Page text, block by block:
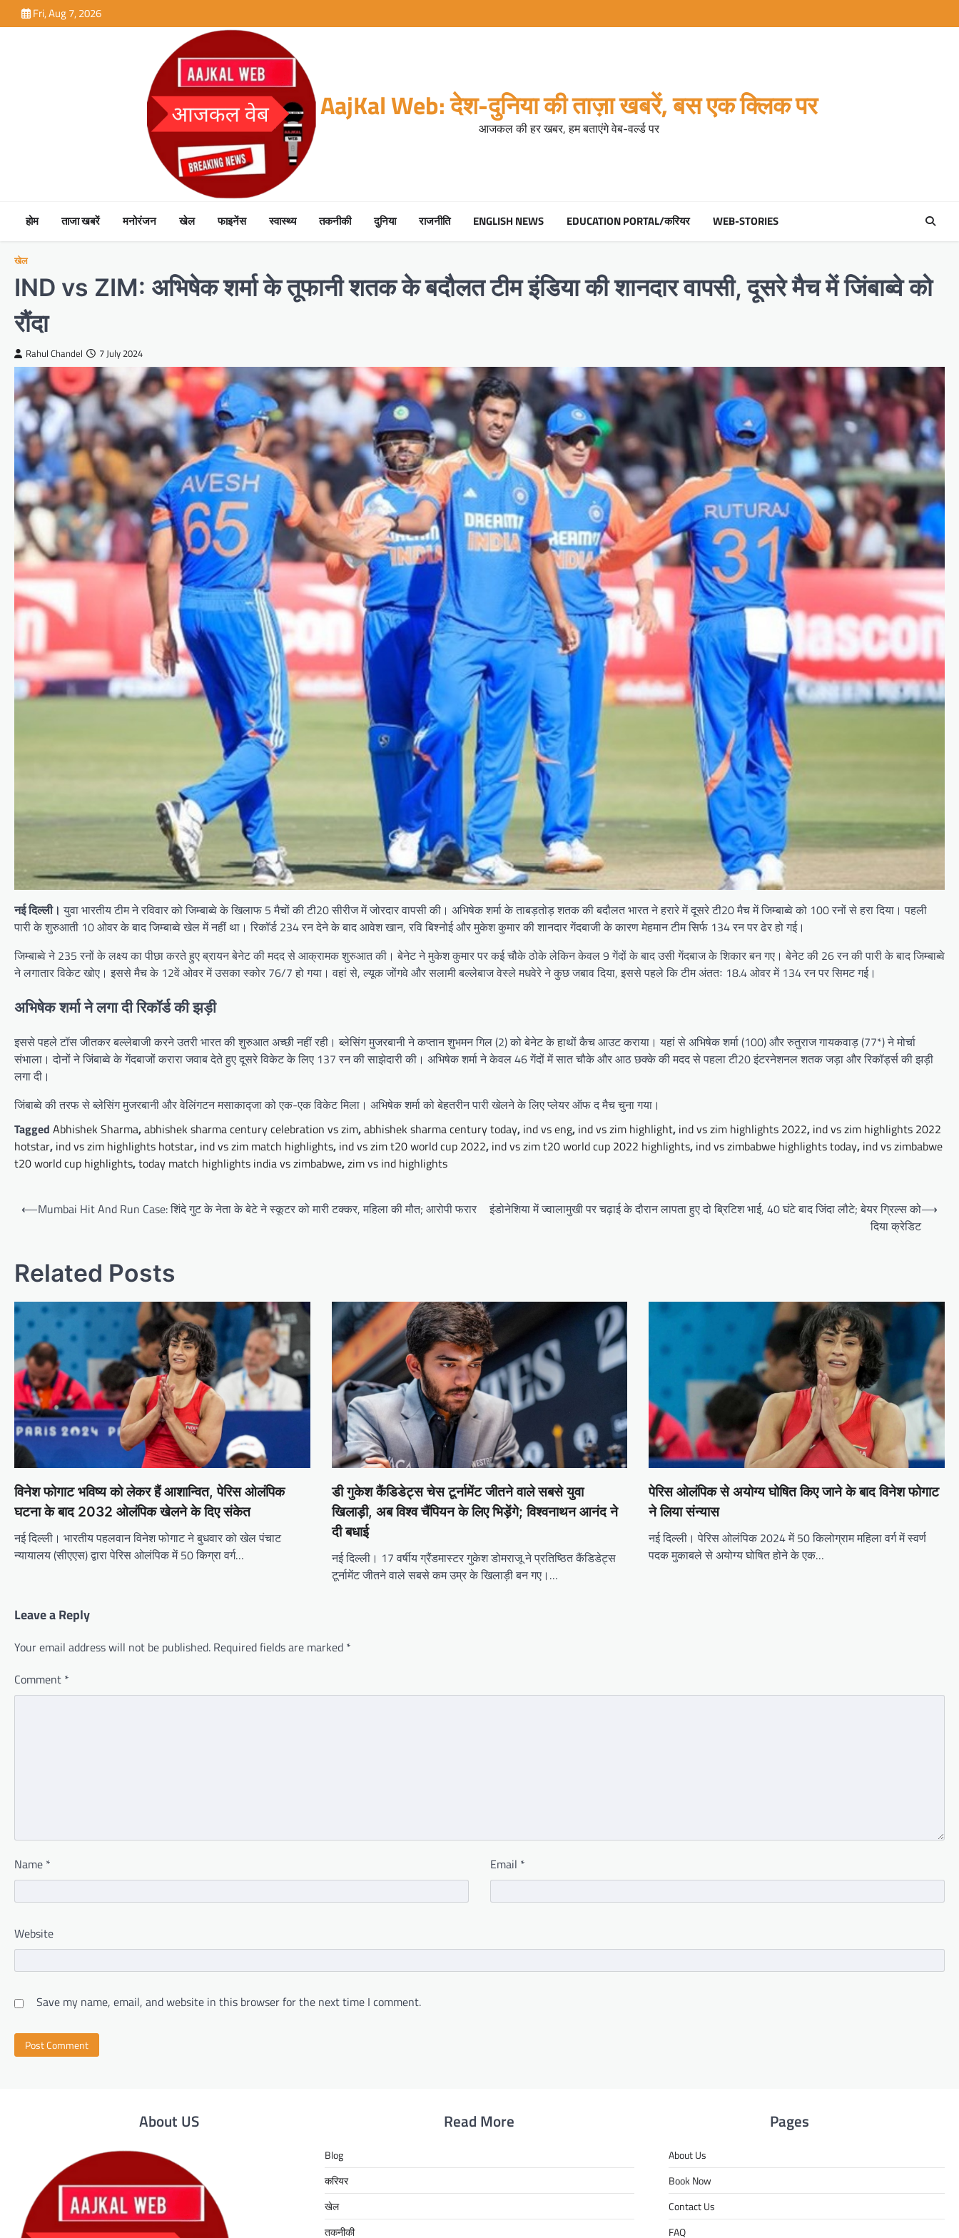
to
Fri, Aug 7, 2026
AajKal Web: देश-दुनिया की ताज़ा खबरें, बस एक क्लिक पर
आजकल की हर खबर, हम बताएंगे वेब-वर्ल्ड पर
होम ताजा खबरें मनोरंजन खेल फाइनेंस स्वास्थ्य तकनीकी दुनिया राजनीति ENGLISH NEWS EDUCATION PORTAL/करियर WEB-STORIES
खेल
IND vs ZIM: अभिषेक शर्मा के तूफानी शतक के बदौलत टीम इंडिया की शानदार वापसी, दूसरे मैच में जिंबाब्‍वे को
रौंदा
Rahul Chandel 7 July 2024
नई दिल्ली। युवा भारतीय टीम ने रविवार को जिम्बाब्वे के खिलाफ 5 मैचों की टी20 सीरीज में जोरदार वापसी की। अभिषेक शर्मा के ताबड़तोड़ शतक की बदौलत भारत ने हरारे में दूसरे टी20 मैच में जिम्बाब्वे को 100 रनों से हरा दिया। पहली
पारी के शुरुआती 10 ओवर के बाद जिम्बाब्वे खेल में नहीं था। रिकॉर्ड 234 रन देने के बाद आवेश खान, रवि बिश्नोई और मुकेश कुमार की शानदार गेंदबाजी के कारण मेहमान टीम सिर्फ 134 रन पर ढेर हो गई।
जिम्बाब्वे ने 235 रनों के लक्ष्य का पीछा करते हुए ब्रायन बेनेट की मदद से आक्रामक शुरुआत की। बेनेट ने मुकेश कुमार पर कई चौके ठोके लेकिन केवल 9 गेंदों के बाद उसी गेंदबाज के शिकार बन गए। बेनेट की 26 रन की पारी के बाद जिम्बाब्वे
ने लगातार विकेट खोए। इससे मैच के 12वें ओवर में उसका स्कोर 76/7 हो गया। वहां से, ल्यूक जोंगवे और सलामी बल्लेबाज वेस्ले मधवेरे ने कुछ जबाव दिया, इससे पहले कि टीम अंततः 18.4 ओवर में 134 रन पर सिमट गई।
अभिषेक शर्मा ने लगा दी रिकॉर्ड की झड़ी
इससे पहले टॉस जीतकर बल्‍लेबाजी करने उतरी भारत की शुरुआत अच्‍छी नहीं रही। ब्‍लेसिंग मुजरबानी ने कप्‍तान शुभमन गिल (2) को बेनेट के हाथों कैच आउट कराया। यहां से अभिषेक शर्मा (100) और रुतुराज गायकवाड़ (77*) ने मोर्चा
संभाला। दोनों ने जिंबाब्‍वे के गेंदबाजों करारा जवाब देते हुए दूसरे विकेट के लिए 137 रन की साझेदारी की। अभिषेक शर्मा ने केवल 46 गेंदों में सात चौके और आठ छक्‍के की मदद से पहला टी20 इंटरनेशनल शतक जड़ा और रिकॉर्ड्स की झड़ी
लगा दी।
जिंबाब्‍वे की तरफ से ब्‍लेसिंग मुजरबानी और वेलिंगटन मसाकाद्जा को एक-एक विकेट मिला। अभिषेक शर्मा को बेहतरीन पारी खेलने के लिए प्‍लेयर ऑफ द मैच चुना गया।
Tagged Abhishek Sharma,abhishek sharma century celebration vs zim,abhishek sharma century today, ind vs eng, ind vs zim highlight, ind vs zim highlights 2022, ind vs zim highlights 2022
hotstar, ind vs zim highlights hotstar, ind vs zim match highlights, ind vs zim t20 world cup 2022, ind vs zim t20 world cup 2022 highlights, ind vs zimbabwe highlights today, ind vs zimbabwe
t20 world cup highlights,today match highlights india vs zimbabwe,zim vs ind highlights
Post
⟵Mumbai Hit And Run Case: शिंदे गुट के नेता के बेटे ने स्कूटर को मारी टक्कर, महिला की मौत; आरोपी फरार
इंडोनेशिया में ज्वालामुखी पर चढ़ाई के दौरान लापता हुए दो ब्रिटिश भाई, 40 घंटे बाद जिंदा लौटे; बेयर ग्रिल्स को
दिया क्रेडिट
⟶
Related Posts
विनेश फोगाट भविष्य को लेकर हैं आशान्वित, पेरिस ओलंपिक
घटना के बाद 2032 ओलंपिक खेलने के दिए संकेत
नई दिल्ली। भारतीय पहलवान विनेश फोगाट ने बुधवार को खेल पंचाट
न्यायालय (सीएएस) द्वारा पेरिस ओलंपिक में 50 किग्रा वर्ग…
डी गुकेश कैंडिडेट्स चेस टूर्नामेंट जीतने वाले सबसे युवा
खिलाड़ी, अब विश्व चैंपियन के लिए भिड़ेंगे; विश्वनाथन आनंद ने
दी बधाई
नई दिल्ली। 17 वर्षीय ग्रैंडमास्टर गुकेश डोमराजू ने प्रतिष्ठित कैंडिडेट्स
टूर्नामेंट जीतने वाले सबसे कम उम्र के खिलाड़ी बन गए।…
पेरिस ओलंपिक से अयोग्य घोषित किए जाने के बाद विनेश फोगाट
ने लिया संन्यास
नई दिल्ली। पेरिस ओलंपिक 2024 में 50 किलोग्राम महिला वर्ग में स्वर्ण
पदक मुकाबले से अयोग्य घोषित होने के एक…
Leave a Reply
Your email address will not be published. Required fields are marked *
Comment *
Name * Email *
Website
Save my name, email, and website in this browser for the next time I comment.
About US Read More
Blog
करियर
खेल
तकनीकी
Pages
About Us
Book Now
Contact Us
FAQ